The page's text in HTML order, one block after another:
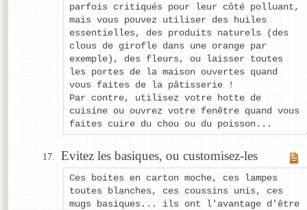
parfois critiqués pour leur côté polluant,
mais vous pouvez utiliser des huiles
essentielles, des produits naturels (des
clous de girofle dans une orange par
exemple), des fleurs, ou laisser toutes
les portes de la maison ouvertes quand
vous faites de la pâtisserie !
Par contre, utilisez votre hotte de
cuisine ou ouvrez votre fenêtre quand vous
faites cuire du chou ou du poisson...
Evitez les basiques, ou customisez-les
Ces boites en carton moche, ces lampes
toutes blanches, ces coussins unis, ces
mugs basiques... ils ont l'avantage d'être